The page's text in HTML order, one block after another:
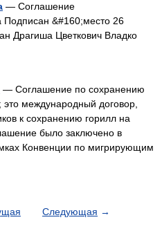
— Соглашение
Подписан &#160;место 26
Драгиша Цветкович Владко
— Соглашение по сохранению
международный договор,
к сохранению горилл на
было заключено в
Конвенции по мигрирующим
Следующая →